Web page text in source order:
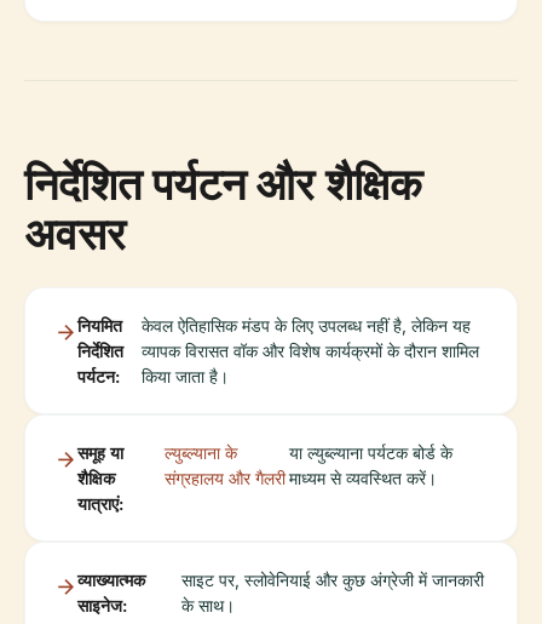
निर्देशित पर्यटन और शैक्षिक
अवसर
नियमित
निर्देशित
पर्यटन:
केवल ऐतिहासिक मंडप के लिए उपलब्ध नहीं है, लेकिन यह
व्यापक विरासत वॉक और विशेष कार्यक्रमों के दौरान शामिल
किया जाता है।
समूह या
शैक्षिक
यात्राएं:
ल्युब्ल्याना के
संग्रहालय और गैलरी
या ल्युब्ल्याना पर्यटक बोर्ड के
माध्यम से व्यवस्थित करें।
व्याख्यात्मक
साइनेज:
साइट पर, स्लोवेनियाई और कुछ अंग्रेजी में जानकारी
के साथ।